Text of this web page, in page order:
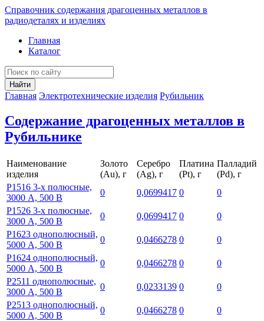
Справочник содержания драгоценных металлов в
радиодеталях и изделиях
Главная
Каталог
Найти
Главная Электротехнические изделия Рубильник
Содержание драгоценных металлов в
Рубильнике
Наименование
изделия
Золото
(Au), г
Серебро
(Ag), г
Платина
(Pt), г
Палладий
(Pd), г
Р1516 3-х полюсные,
3000 А, 500 В
0 0,0699417 0
0
Р1526 3-х полюсные,
3000 А, 500 В
0 0,0699417 0
0
Р1623 однополюсный,
5000 А, 500 В
0 0,0466278 0
0
Р1624 однополюсный,
5000 А, 500 В
0 0,0466278 0
0
Р2511 однополюсные,
3000 А, 500 В
0 0,0233139 0
0
Р2513 однополюсный,
5000 А, 500 В
0 0,0466278 0
0